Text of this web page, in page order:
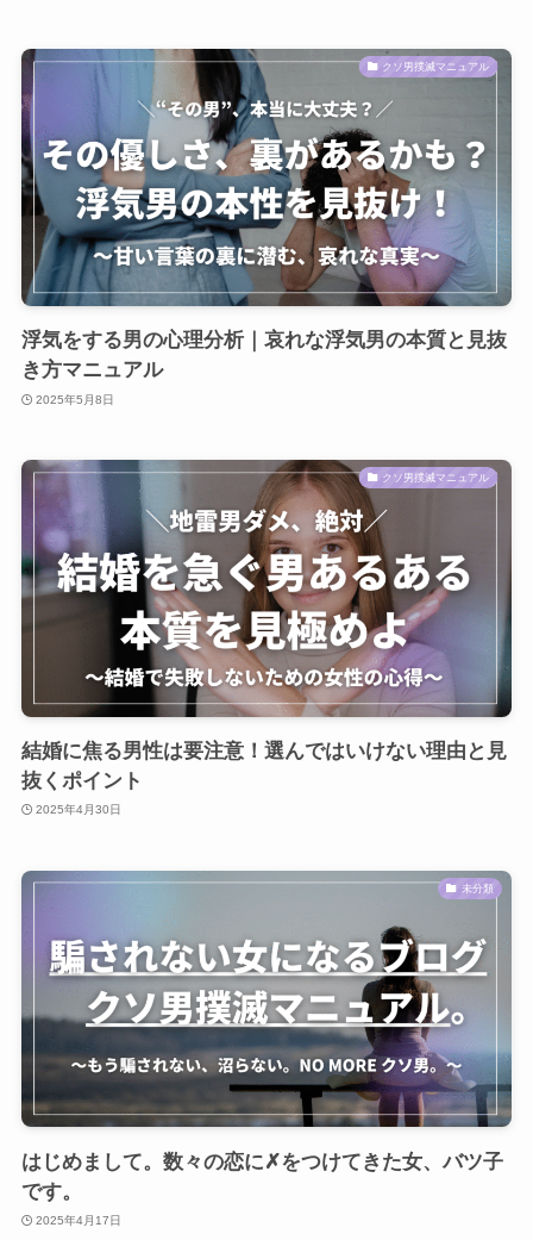
クソ男撲滅マニュアル
浮気をする男の心理分析｜哀れな浮気男の本質と見抜
き方マニュアル
2025年5月8日
クソ男撲滅マニュアル
結婚に焦る男性は要注意！選んではいけない理由と見
抜くポイント
2025年4月30日
未分類
はじめまして。数々の恋に✗をつけてきた女、バツ子
です。
2025年4月17日